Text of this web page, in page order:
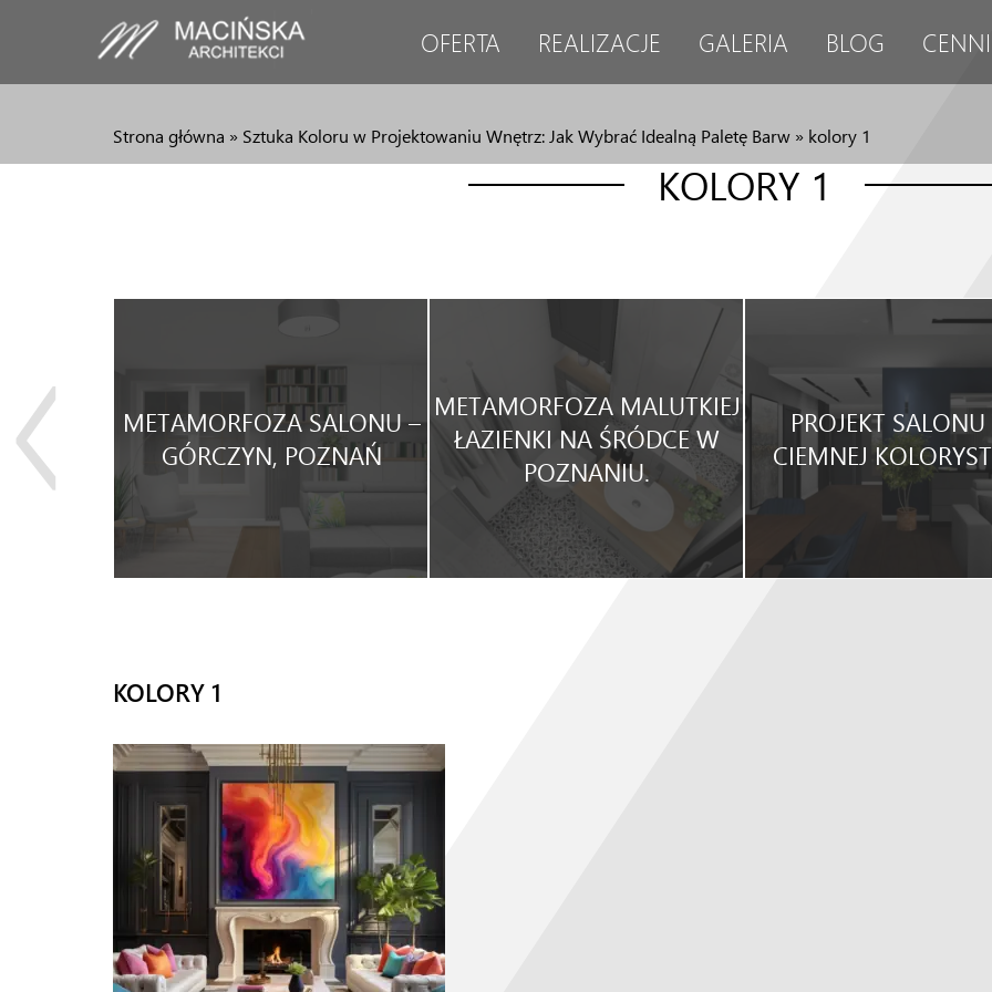
OFERTA REALIZACJE GALERIA BLOG
Strona główna » Sztuka Koloru w Projektowaniu Wnętrz: Jak Wybrać Idealną Paletę Barw » kolory 1
KOLORY 1
METAMORFOZA SALONU –
GÓRCZYN, POZNAŃ
METAMORFOZA MALUTKIEJ
ŁAZIENKI NA ŚRÓDCE W
POZNANIU.
PROJEKT
CIEMNEJ
KOLORY 1